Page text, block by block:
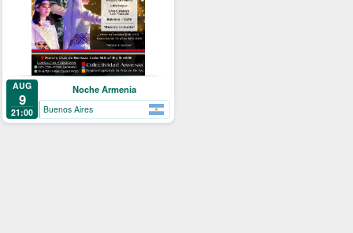
AUG
9
21:00
Noche Armenia
Buenos Aires